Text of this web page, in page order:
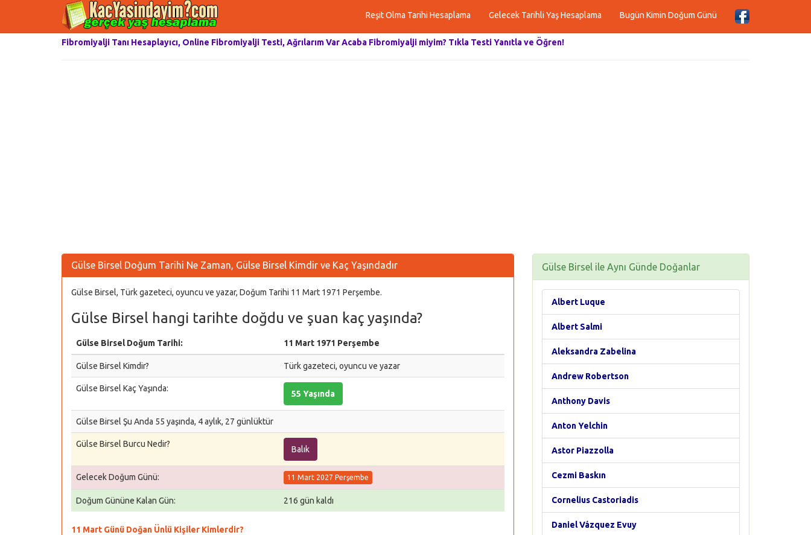
Reşit Olma Tarihi Hesaplama Gelecek Tarihli Yaş Hesaplama Bugün Kimin Doğum Günü
Fibromiyalji Tanı Hesaplayıcı, Online Fibromiyalji Testi, Ağrılarım Var Acaba Fibromiyalji miyim? Tıkla Testi Yanıtla ve Öğren!
Gülse Birsel Doğum Tarihi Ne Zaman, Gülse Birsel Kimdir ve Kaç Yaşındadır
Gülse Birsel, Türk gazeteci, oyuncu ve yazar, Doğum Tarihi 11 Mart 1971 Perşembe.
Gülse Birsel hangi tarihte doğdu ve şuan kaç yaşında?
Gülse Birsel Doğum Tarihi: 11 Mart 1971 Perşembe
Gülse Birsel Kimdir? Türk gazeteci, oyuncu ve yazar
Gülse Birsel Kaç Yaşında:
55 Yaşında
Gülse Birsel Şu Anda 55 yaşında, 4 aylık, 27 günlüktür
Gülse Birsel Burcu Nedir?
Balık
Gelecek Doğum Günü: 11 Mart 2027 Perşembe
Doğum Gününe Kalan Gün: 216 gün kaldı
11 Mart Günü Doğan Ünlü Kişiler Kimlerdir?
Gülse Birsel ile Aynı Günde Doğanlar
Albert Luque
Albert Salmi
Aleksandra Zabelina
Andrew Robertson
Anthony Davis
Anton Yelchin
Astor Piazzolla
Cezmi Baskın
Cornelius Castoriadis
Daniel Vázquez Evuy